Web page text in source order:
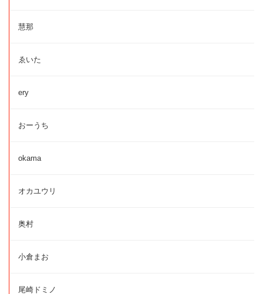
慧那
ゑいた
ery
おーうち
okama
オカユウリ
奥村
小倉まお
尾崎ドミノ